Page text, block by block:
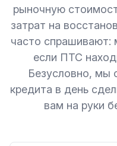
рыночную
затрат на
часто спрашивают:
если ПТС
Безусловно, мы
кредита в день
вам на руки